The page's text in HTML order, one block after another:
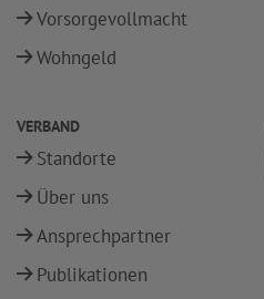
Vorsorgevollmacht
Wohngeld
VERBAND
Standorte
Über uns
Ansprechpartner
Publikationen